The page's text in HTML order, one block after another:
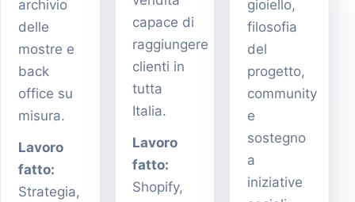
archivio
delle
mostre e
back
office su
misura.
Lavoro
fatto:
Strategia,
capace di
raggiungere
clienti in
tutta
Italia.
Lavoro
fatto:
Shopify,
gioiello,
filosofia
del
progetto,
community
e
sostegno
a
iniziative